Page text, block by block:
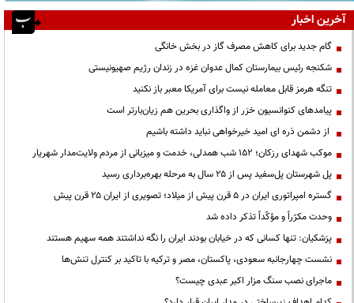
آخرین اخبار
گام جدید برای کاهش مصرف گاز در بخش خانگی
شکنجه رئیس بیمارستان کمال عدوان غزه در زندان رژیم صهیونیستی
تنگه هرمز قابل معامله نیست برای آمریکا معبر باز نکنید
پیامدهای کنوانسیون خزر از واگذاری بحرین هم زیان‌بارتر است
از دشمن ذره ای امید خیرخواهی نباید داشته باشیم
موکب شهدای رزکان؛ ۱۵۲ شب همدلی، خدمت و میزبانی از مردم ولایت‌مدار شهریار
پل شهرستان پل‌سفید پس از ۲۵ سال به مرحله بهره‌برداری رسید
گستره امپراتوری ایران در ۵ قرن پیش از میلاد؛ تصویری از ایران ۲۵ قرن پیش
وحدت مکرّراً و مؤکّداً تذکر داده شد
پزشکیان: تنها کسانی که در خیابان بودند ایران را نگه نداشتند همه سهیم هستند
نشست چهارجانبه سعودی، پاکستان، مصر و ترکیه با تاکید بر کنترل تنش‌ها
ماجرای نصب سنگ مزار اکبر عبدی چیست؟